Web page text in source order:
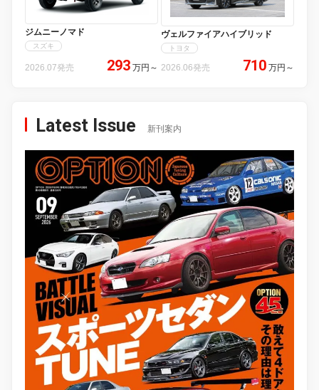
ジムニーノマド
スズキ
2026.07発売 293 万円 ～
ヴェルファイアハイブリッド
トヨタ
2026.06発売 710 万円 ～
Latest Issue 新刊案内